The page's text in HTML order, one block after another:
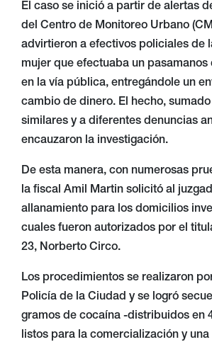
El caso se inició a partir de alertas
del Centro de Monitoreo Urbano
advirtieron a efectivos policiales de
mujer que efectuaba un pasamanos
en la vía pública, entregándole un
cambio de dinero. El hecho,
similares y a diferentes denuncias
encauzaron la investigación.
De esta manera, con numerosas
la fiscal Amil Martin solicitó al
allanamiento para los domicilios
cuales fueron autorizados por el
23, Norberto Circo.
Los procedimientos se realizaron
Policía de la Ciudad y se logró
gramos de cocaína -distribuidos en
listos para la comercialización y